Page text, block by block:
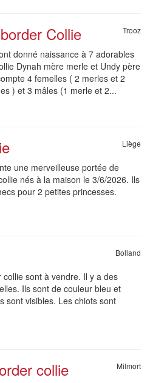
Collie Trooz
donné naissance à 7 adorables
Dynah mère merle et Undy père
4 femelles ( 2 merles et 2
) et 3 mâles (1 merle et 2...
Liège
une merveilleuse portée de
nés à la maison le 3/6/2026. Ils
pour 2 petites princesses.
Bolland
collie sont à vendre. Il y a des
Ils sont de couleur bleu et
sont visibles. Les chiots sont
collie Milmort